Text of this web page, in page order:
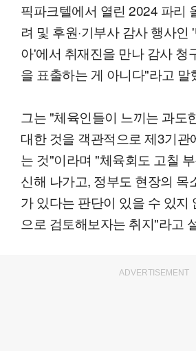
픽파크텔에서 열린 2024 파리
려 및 후원·기부사 감사 행사인
아'에서 취재진을 만나 감사 청
을 표출하는 게 아니다"라고 말
그는 "체육인들이 느끼는 과도
대한 것을 객관적으로 제3기관
는 것"이라며 "체육회도 고칠
신해 나가고, 정부도 현장의 목
가 있다는 판단이 있을 수 있지
으로 검토해보자는 취지"라고
ADVERTISEMENT